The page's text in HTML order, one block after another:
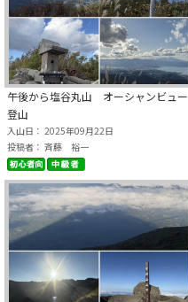
午後から塩谷丸山 オーシャンビュー
登山
入山日： 2025年09月22日
投稿者： 斉藤 裕一